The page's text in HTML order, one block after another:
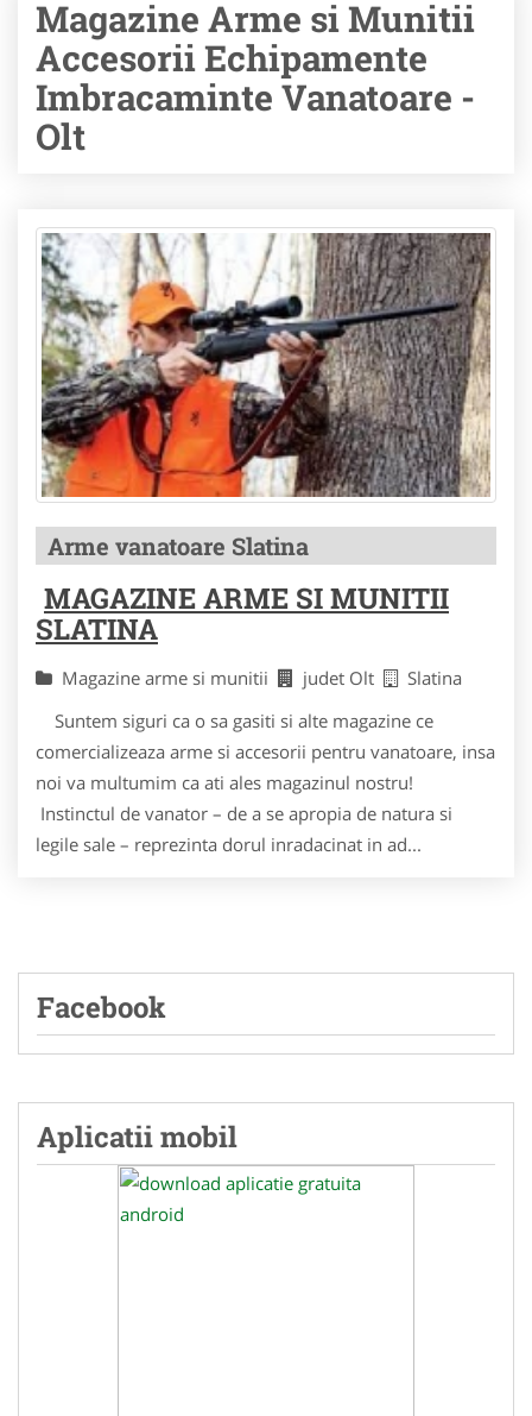
Magazine Arme si Munitii
Accesorii Echipamente
Imbracaminte Vanatoare -
Olt
Arme vanatoare Slatina
MAGAZINE ARME SI MUNITII
SLATINA
Magazine arme si munitii judet Olt
Slatina
Suntem siguri ca o sa gasiti si alte magazine ce
comercializeaza arme si accesorii pentru vanatoare, insa
noi va multumim ca ati ales magazinul nostru!
Instinctul de vanator – de a se apropia de natura si
legile sale – reprezinta dorul inradacinat in ad...
Facebook
Aplicatii mobil